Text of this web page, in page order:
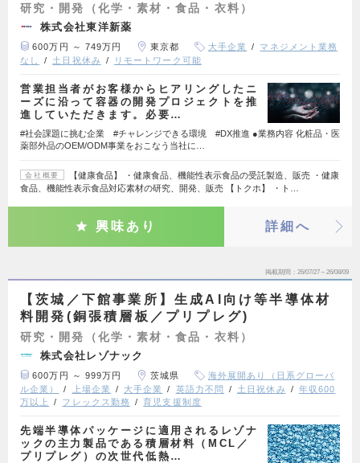
研究・開発（化学・素材・食品・衣料）
株式会社東洋新薬
600万円 ～ 749万円 東京都 大手企業
マネジメント業務
なし
土日祝休み リモートワーク可能
営業担当者がお客様からヒアリングしたニ
ーズに沿って容器の開発プロジェクトを推
進していただきます。必要…
#社会課題に挑む企業 #チャレンジできる環境 #DX推進 ●業務内容 化粧品・医
薬部外品のOEM/ODM事業をおこなう当社に…
会社概要
【健康食品】 ・健康食品、機能性表示食品の受託製造、販売 ・健康
食品、機能性表示食品対応素材の研究、開発、販売 【トクホ】 ・ト…
興味あり 詳細へ
掲載期間 26/07/27～26/08/09
【茨城／下館事業所】生成AI向け等半導体材
料開発(銅張積層板／プリプレグ)
研究・開発（化学・素材・食品・衣料）
株式会社レゾナック
600万円 ～ 999万円 茨城県
海外展開あり（日系グローバ
ル企業）
上場企業 大手企業 英語力不問 土日祝休み
年収600
万以上
フレックス勤務 育児支援制度
先端半導体パッケージに適用されるレゾナ
ックの主力製品である積層材料（MCL／
プリプレグ）の次世代低熱…